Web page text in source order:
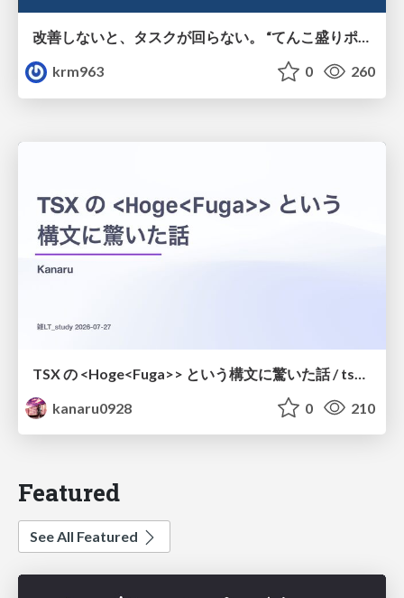
改善しないと、タスクが回らない。 “てんこ盛りポジション” を引き継いだ情シスの、入社3ヶ月の業務改善録
krm963
0 260
kanaru0928
0 210
Featured
See All Featured